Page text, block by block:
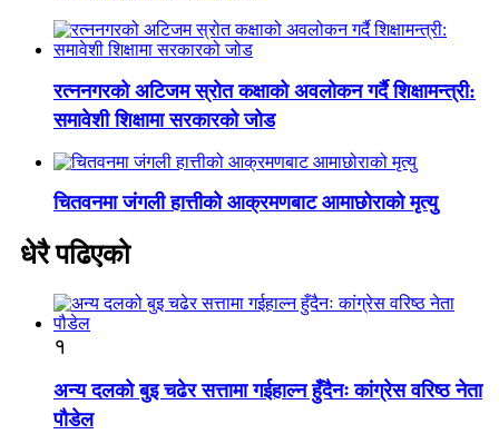
रत्ननगरको अटिजम स्रोत कक्षाको अवलोकन गर्दै शिक्षामन्त्री:
समावेशी शिक्षामा सरकारको जोड
चितवनमा जंगली हात्तीको आक्रमणबाट आमाछोराको मृत्यु
धेरै पढिएको
१
अन्य दलको बुइ चढेर सत्तामा गईहाल्न हुँदैनः कांग्रेस वरिष्ठ नेता
पौडेल